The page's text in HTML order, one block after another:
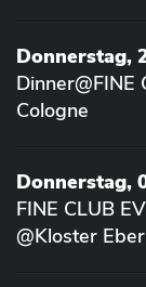
Donnerstag,
Dinner@FINE
Cologne
Donnerstag,
FINE CLUB
@Kloster